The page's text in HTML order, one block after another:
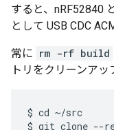
すると、nRF52840
として USB CDC
常に rm -rf build
トリをクリーンアッ
$ cd ~/src
$ git clone --